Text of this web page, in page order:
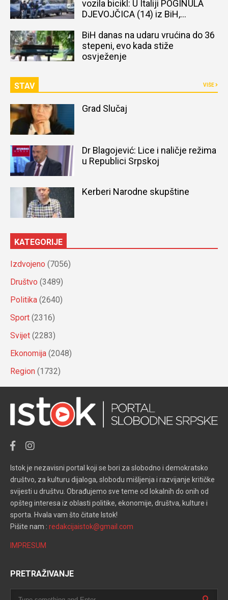
vozila bicikl: U Italiji POGINULA
DJEVOJČICA (14) iz BiH,
BiH danas na udaru vrućina do 36
stepeni, evo kada stiže
osvježenje
STAV VIŠE
Grad Slučaj
Dr Blagojević: Lice i naličje režima
u Republici Srpskoj
Kerberi Narodne skupštine
KATEGORIJE
Izdvojeno (7056)
Društvo (3489)
Politika (2640)
Sport (2316)
Svijet (2283)
Ekonomija (2048)
Region (1732)
Istok je nezavisni portal koji se bori za slobodno i demokratsko
društvo, za kulturu dijaloga, slobodu mišljenja i razvijanje kritičke
svijesti u društvu. Obrađujemo sve teme od lokalnih do onih od
opšteg interesa iz oblasti politike, ekonomije, društva, kulture i
sporta. Hvala vam što čitate Istok!
Pišite nam : redakcijaistok@gmail.com
IMPRESUM
PRETRAŽIVANJE